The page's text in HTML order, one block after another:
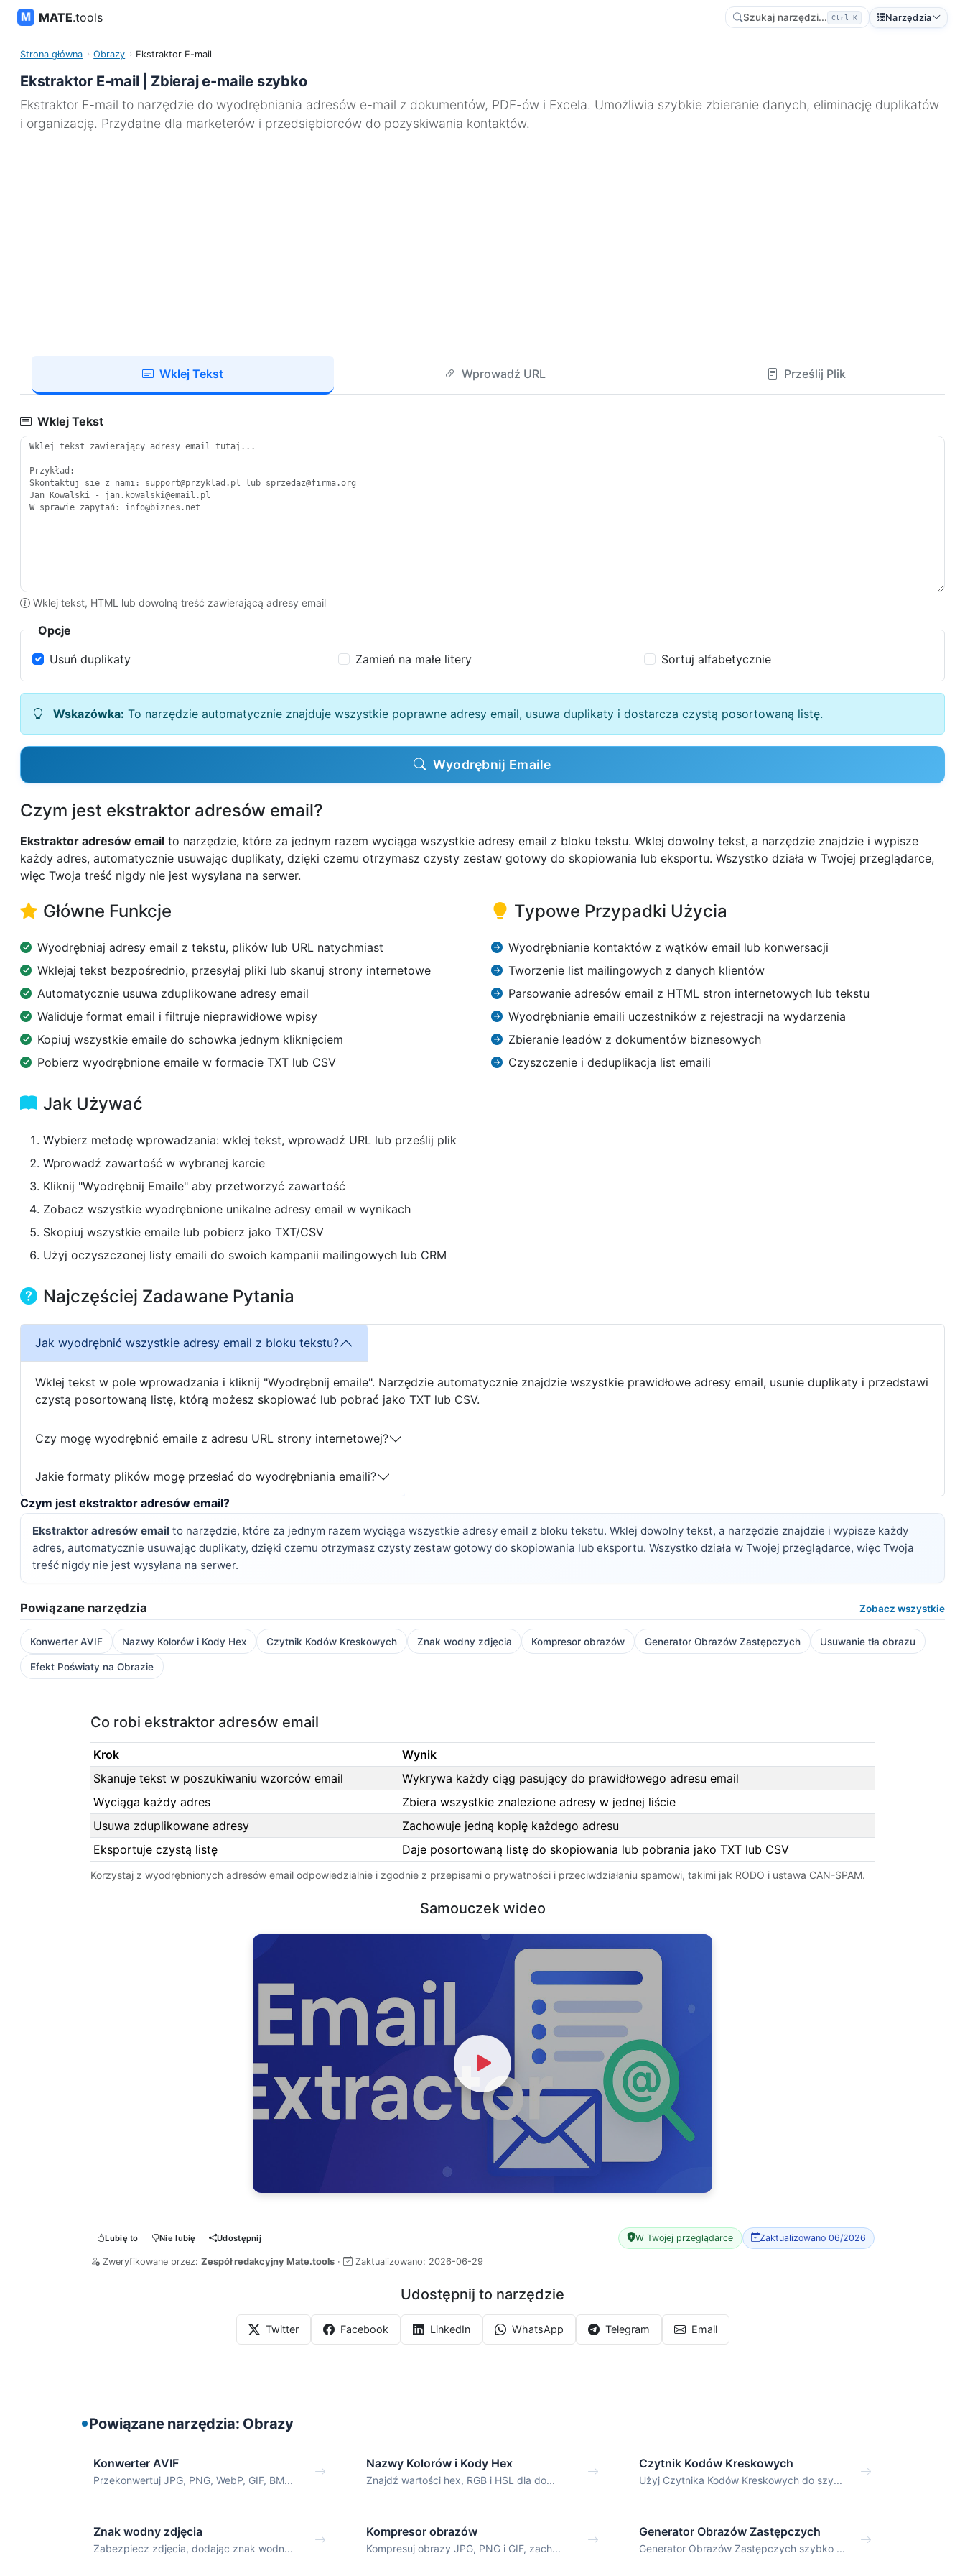
MATE.tools Szukaj narzędzi... Ctrl K Narzędzia
Strona główna Obrazy Ekstraktor E-mail
Ekstraktor E-mail | Zbieraj e-maile szybko
Ekstraktor E-mail to narzędzie do wyodrębniania adresów e-mail z dokumentów, PDF-ów i Excela. Umożliwia szybkie zbieranie danych, eliminację duplikatów
i organizację. Przydatne dla marketerów i przedsiębiorców do pozyskiwania kontaktów.
Wklej Tekst Wprowadź URL Prześlij Plik
Wklej Tekst
Wklej tekst, HTML lub dowolną treść zawierającą adresy email
Opcje
Usuń duplikaty
Zamień na małe litery Sortuj alfabetycznie
Wskazówka: To narzędzie automatycznie znajduje wszystkie poprawne adresy email, usuwa duplikaty i dostarcza czystą posortowaną listę.
Wyodrębnij Emaile
Czym jest ekstraktor adresów email?
Ekstraktor adresów email to narzędzie, które za jednym razem wyciąga wszystkie adresy email z bloku tekstu. Wklej dowolny tekst, a narzędzie znajdzie i wypisze
każdy adres, automatycznie usuwając duplikaty, dzięki czemu otrzymasz czysty zestaw gotowy do skopiowania lub eksportu. Wszystko działa w Twojej przeglądarce,
więc Twoja treść nigdy nie jest wysyłana na serwer.
Główne Funkcje
Wyodrębniaj adresy email z tekstu, plików lub URL natychmiast
Wklejaj tekst bezpośrednio, przesyłaj pliki lub skanuj strony internetowe
Automatycznie usuwa zduplikowane adresy email
Waliduje format email i filtruje nieprawidłowe wpisy
Kopiuj wszystkie emaile do schowka jednym kliknięciem
Pobierz wyodrębnione emaile w formacie TXT lub CSV
Typowe Przypadki Użycia
Wyodrębnianie kontaktów z wątków email lub konwersacji
Tworzenie list mailingowych z danych klientów
Parsowanie adresów email z HTML stron internetowych lub tekstu
Wyodrębnianie emaili uczestników z rejestracji na wydarzenia
Zbieranie leadów z dokumentów biznesowych
Czyszczenie i deduplikacja list emaili
Jak Używać
Wybierz metodę wprowadzania: wklej tekst, wprowadź URL lub prześlij plik
Wprowadź zawartość w wybranej karcie
Kliknij "Wyodrębnij Emaile" aby przetworzyć zawartość
Zobacz wszystkie wyodrębnione unikalne adresy email w wynikach
Skopiuj wszystkie emaile lub pobierz jako TXT/CSV
Użyj oczyszczonej listy emaili do swoich kampanii mailingowych lub CRM
Najczęściej Zadawane Pytania
Jak wyodrębnić wszystkie adresy email z bloku tekstu?
Wklej tekst w pole wprowadzania i kliknij "Wyodrębnij emaile". Narzędzie automatycznie znajdzie wszystkie prawidłowe adresy email, usunie duplikaty i przedstawi
czystą posortowaną listę, którą możesz skopiować lub pobrać jako TXT lub CSV.
Czy mogę wyodrębnić emaile z adresu URL strony internetowej?
Jakie formaty plików mogę przesłać do wyodrębniania emaili?
Czym jest ekstraktor adresów email?
Ekstraktor adresów email to narzędzie, które za jednym razem wyciąga wszystkie adresy email z bloku tekstu. Wklej dowolny tekst, a narzędzie znajdzie i wypisze każdy
adres, automatycznie usuwając duplikaty, dzięki czemu otrzymasz czysty zestaw gotowy do skopiowania lub eksportu. Wszystko działa w Twojej przeglądarce, więc Twoja
treść nigdy nie jest wysyłana na serwer.
Powiązane narzędzia Zobacz wszystkie
Konwerter AVIF Nazwy Kolorów i Kody Hex Czytnik Kodów Kreskowych Znak wodny zdjęcia Kompresor obrazów Generator Obrazów Zastępczych Usuwanie tła obrazu
Efekt Poświaty na Obrazie
Co robi ekstraktor adresów email
Krok
Wynik
Skanuje tekst w poszukiwaniu wzorców email
Wykrywa każdy ciąg pasujący do prawidłowego adresu email
Wyciąga każdy adres
Zbiera wszystkie znalezione adresy w jednej liście
Usuwa zduplikowane adresy
Zachowuje jedną kopię każdego adresu
Eksportuje czystą listę
Daje posortowaną listę do skopiowania lub pobrania jako TXT lub CSV
Korzystaj z wyodrębnionych adresów email odpowiedzialnie i zgodnie z przepisami o prywatności i przeciwdziałaniu spamowi, takimi jak RODO i ustawa CAN-SPAM.
Samouczek wideo
Watch Video
Lubię to Nie lubię Udostępnij W Twojej przeglądarce Zaktualizowano 06/2026
Zweryfikowane przez: Zespół redakcyjny Mate.tools · Zaktualizowano: 2026-06-29
Udostępnij to narzędzie
Twitter Facebook LinkedIn WhatsApp Telegram Email
Powiązane narzędzia: Obrazy
Konwerter AVIF
Przekonwertuj JPG, PNG, WebP, GIF, BM...
Nazwy Kolorów i Kody Hex
Znajdź wartości hex, RGB i HSL dla do...
Czytnik Kodów Kreskowych
Użyj Czytnika Kodów Kreskowych do szy...
Znak wodny zdjęcia
Zabezpiecz zdjęcia, dodając znak wodn...
Kompresor obrazów
Kompresuj obrazy JPG, PNG i GIF, zach...
Generator Obrazów Zastępczych
Generator Obrazów Zastępczych szybko ...